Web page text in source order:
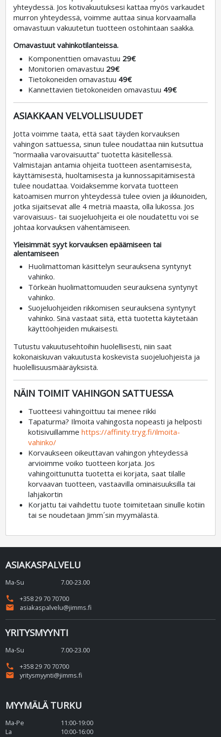
yhteydessä. Jos kotivakuutuksesi kattaa myös varkaudet
murron yhteydessä, voimme auttaa sinua korvaamalla
omavastuun vakuutetun tuotteen ostohintaan saakka.
Omavastuut vahinkotilanteissa.
Komponenttien omavastuu 29€
Monitorien omavastuu 29€
Tietokoneiden omavastuu 49€
Kannettavien tietokoneiden omavastuu 49€
ASIAKKAAN VELVOLLISUUDET
Jotta voimme taata, että saat täyden korvauksen
vahingon sattuessa, sinun tulee noudattaa niin kutsuttua
”normaalia varovaisuutta” tuotetta käsitellessä.
Valmistajan antamia ohjeita tuotteen asentamisesta,
käyttämisestä, huoltamisesta ja kunnossapitämisestä
tulee noudattaa. Voidaksemme korvata tuotteen
katoamisen murron yhteydessä tulee ovien ja ikkunoiden,
jotka sijaitsevat alle 4 metriä maasta, olla lukossa. Jos
varovaisuus- tai suojeluohjeita ei ole noudatettu voi se
johtaa korvauksen vähentämiseen.
Yleisimmät syyt korvauksen epäämiseen tai
alentamiseen
Huolimattoman käsittelyn seurauksena syntynyt
vahinko.
Törkeän huolimattomuuden seurauksena syntynyt
vahinko.
Suojeluohjeiden rikkomisen seurauksena syntynyt
vahinko. Sinä vastaat siitä, että tuotetta käytetään
käyttöohjeiden mukaisesti.
Tutustu vakuutusehtoihin huolellisesti, niin saat
kokonaiskuvan vakuutusta koskevista suojeluohjeista ja
huolellisuusmääräyksistä.
NÄIN TOIMIT VAHINGON SATTUESSA
Tuotteesi vahingoittuu tai menee rikki
Tapaturma? Ilmoita vahingosta nopeasti ja helposti
kotisivuillammehttps://affinity.tryg.fi/ilmoita-
vahinko/
Korvaukseen oikeuttavan vahingon yhteydessä
arvioimme voiko tuotteen korjata. Jos
vahingoittunutta tuotetta ei korjata, saat tilalle
korvaavan tuotteen, vastaavilla ominaisuuksilla tai
lahjakortin
Korjattu tai vaihdettu tuote toimitetaan sinulle kotiin
tai se noudetaan Jimm´sin myymälästä.
ASIAKASPALVELU
Ma-Su
7.00-23.00
phone
+358 29 70 70700
email
asiakaspalvelu@jimms.fi
YRITYSMYYNTI
Ma-Su
7.00-23.00
phone
+358 29 70 70700
email
yritysmyynti@jimms.fi
MYYMÄLÄ TURKU
Ma-Pe
11:00-19:00
La
10:00-16:00